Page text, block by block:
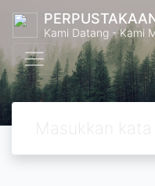
Kami Datang - Kami